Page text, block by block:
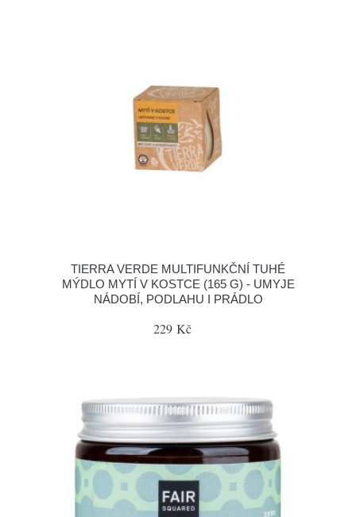
TIERRA VERDE MULTIFUNKČNÍ TUHÉ
MÝDLO MYTÍ V KOSTCE (165 G) - UMYJE
NÁDOBÍ, PODLAHU I PRÁDLO
229 Kč